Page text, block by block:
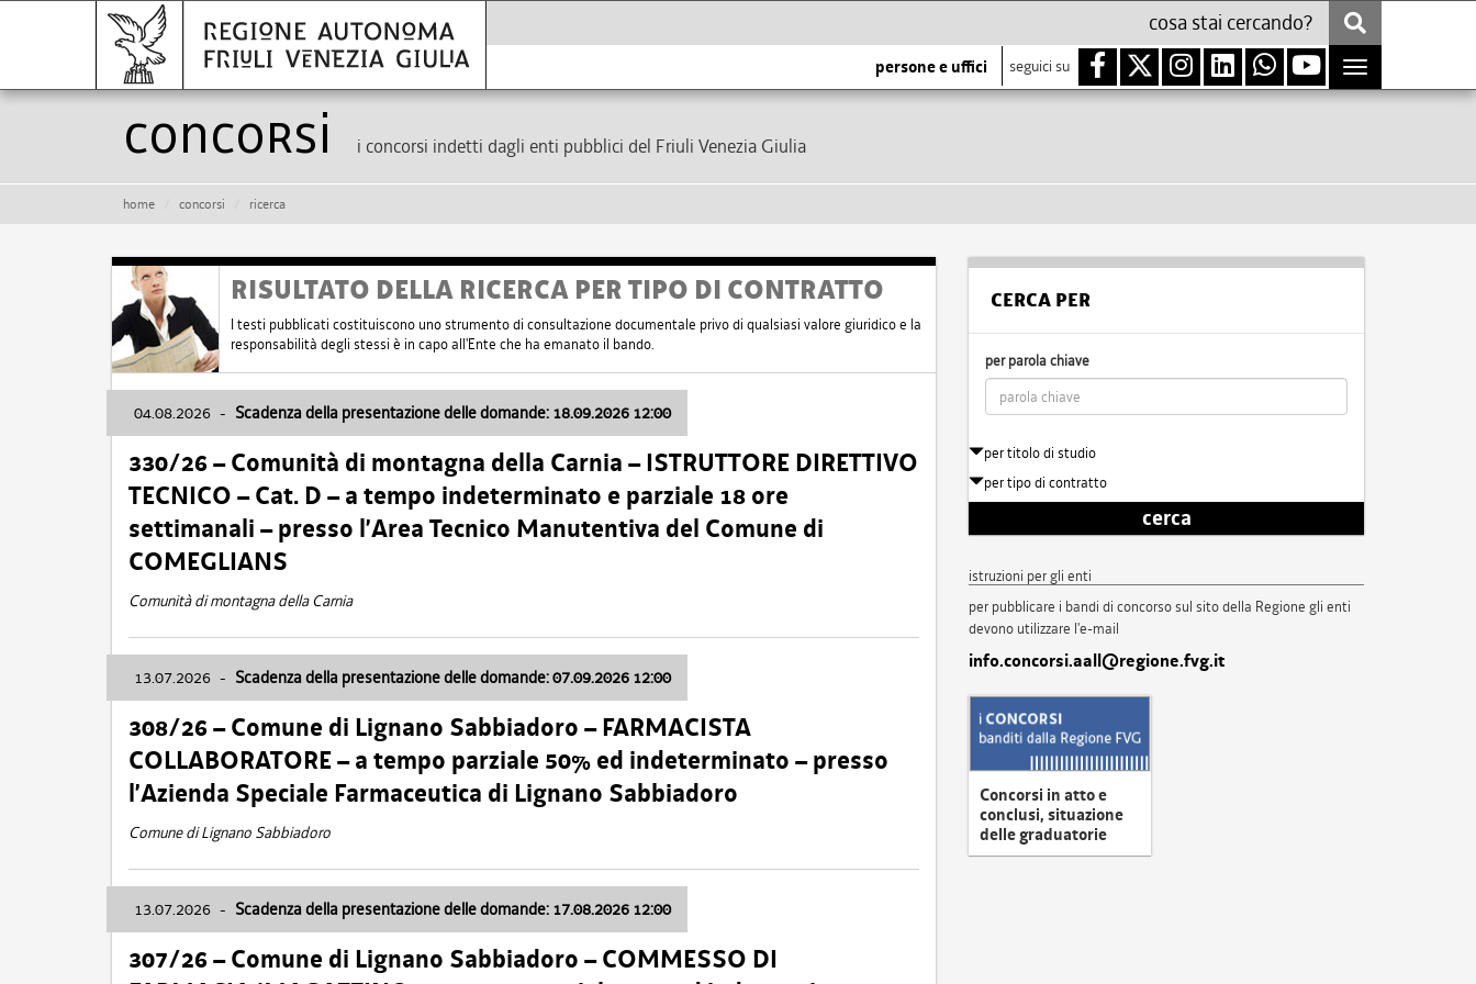
persone e uffici seguici su
Toggle
navigation
Concorsi i concorsi indetti dagli enti pubblici del Friuli Venezia Giulia
home concorsi ricerca
RISULTATO DELLA RICERCA PER TIPO DI CONTRATTO
I testi pubblicati costituiscono uno strumento di consultazione documentale privo di qualsiasi valore giuridico e la
responsabilità degli stessi è in capo all'Ente che ha emanato il bando.
04.08.2026 - Scadenza della presentazione delle domande: 18.09.2026 12:00
330/26 – Comunità di montagna della Carnia – ISTRUTTORE DIRETTIVO
TECNICO – Cat. D – a tempo indeterminato e parziale 18 ore
settimanali – presso l’Area Tecnico Manutentiva del Comune di
COMEGLIANS
Comunità di montagna della Carnia
13.07.2026 - Scadenza della presentazione delle domande: 07.09.2026 12:00
308/26 – Comune di Lignano Sabbiadoro – FARMACISTA
COLLABORATORE – a tempo parziale 50% ed indeterminato – presso
l’Azienda Speciale Farmaceutica di Lignano Sabbiadoro
Comune di Lignano Sabbiadoro
13.07.2026 - Scadenza della presentazione delle domande: 17.08.2026 12:00
307/26 – Comune di Lignano Sabbiadoro – COMMESSO DI
CERCA PER
per parola chiave
per titolo di studio
per tipo di contratto
cerca
istruzioni per gli enti
per pubblicare i bandi di concorso sul sito della Regione gli enti
devono utilizzare l'e-mail
info.concorsi.aall@regione.fvg.it
Concorsi in atto e
conclusi, situazione
delle graduatorie